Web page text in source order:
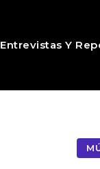
Entrevistas Y